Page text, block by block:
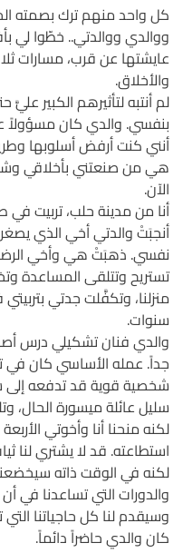
كل واحد منهم ترك بصمته
ووالدي ووالدتي.. خطّوا لي
عايشتها عن قرب، مسارات
والأخلاق.
لم أنتبه لتأثيرهم الكبير
بنفسي. والدي كان مسؤولاً
أنني كنت أرفض أسلوبها
هي من صنعتني بأخلاقي
الآن.
أنا من مدينة حلب، تربيت
أنجبَتْ والدتي أخي الذي
نفسي. ذهبَتْ هي وأخي
تستريح وتتلقى المساعدة
منزلنا، وتكفَّلت جدتي
سنوات.
والدي فنان تشكيلي درس
جداً. عمله الأساسي كان في
شخصية قوية قد تدفعه إلى
سليل عائلة ميسورة الحال،
لكنه منحنا أنا وأخوتي
استطاعته. قد لا يشتري لنا
لكنه في الوقت ذاته
والدورات التي تساعدنا في
وسيقدم لنا كل حاجياتنا
كان والدي حاضراً دائماً.